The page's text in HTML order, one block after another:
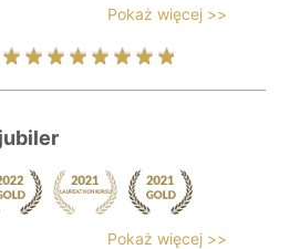
Pokaż więcej >>
Pokaż więcej >>